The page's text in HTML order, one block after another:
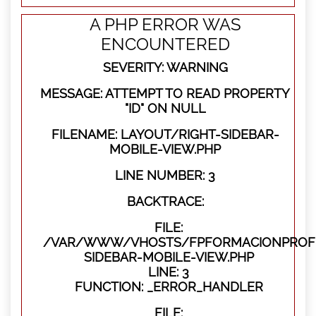
A PHP ERROR WAS
ENCOUNTERED
SEVERITY: WARNING
MESSAGE: ATTEMPT TO READ PROPERTY
"ID" ON NULL
FILENAME: LAYOUT/RIGHT-SIDEBAR-
MOBILE-VIEW.PHP
LINE NUMBER: 3
BACKTRACE:
FILE:
/VAR/WWW/VHOSTS/
SIDEBAR-MOBILE-VIEW.PHP
LINE: 3
FUNCTION: _ERROR_HANDLER